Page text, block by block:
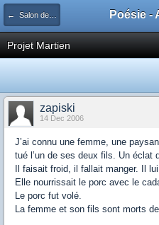
← Salon de publication principal
Projet Martien
zapiski
14 Dec 2006
J’ai connu une femme, une
tué l’un de ses deux fils. Un éclat
Il faisait froid, il fallait manger. Il
Elle nourrissait le porc avec le
Le porc fut volé.
La femme et son fils sont morts